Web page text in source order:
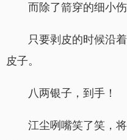
而除了箭穿的细小
只要剥皮的时候沿
皮子。
八两银子，到手！
江尘咧嘴笑了笑，